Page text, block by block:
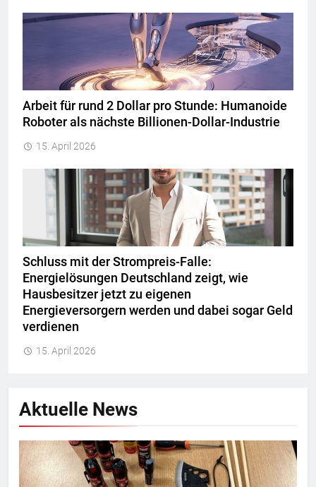
Arbeit für rund 2 Dollar pro Stunde: Humanoide
Roboter als nächste Billionen-Dollar-Industrie
15. April 2026
Schluss mit der Strompreis-Falle:
Energielösungen Deutschland zeigt, wie
Hausbesitzer jetzt zu eigenen
Energieversorgern werden und dabei sogar Geld
verdienen
15. April 2026
Aktuelle News